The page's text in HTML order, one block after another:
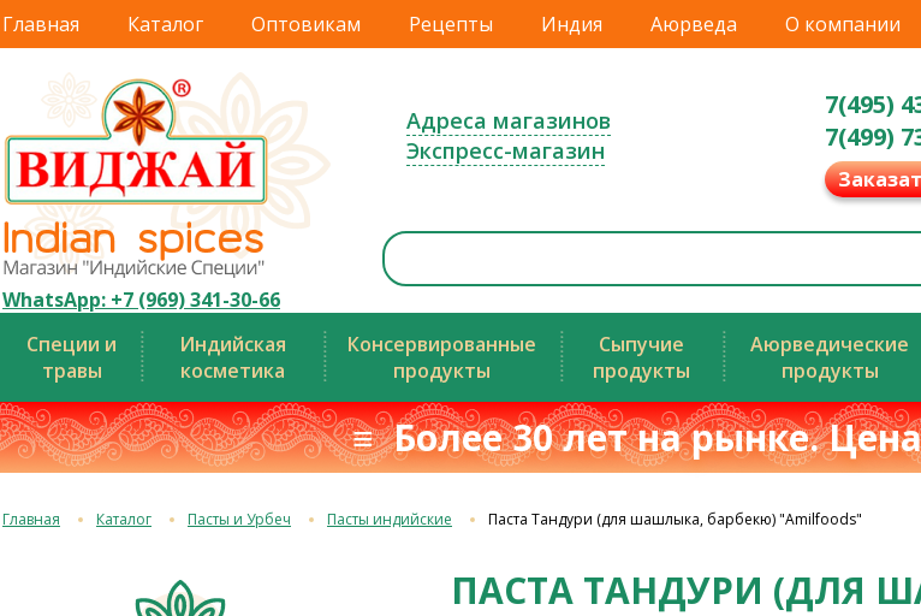
Главная Каталог Оптовикам Рецепты Индия Аюрведа О компании
WhatsApp: +7 (969) 341-30-66
Адреса магазинов
Экспресс-магазин
7(495)
7(499)
Специи и
травы
Индийская
косметика
Консервированные
продукты
Сыпучие
продукты
Аюрведические
продукты
≡ Более 30 лет на рынке.
Главная Каталог Пасты и Урбеч Пасты индийские Паста Тандури (для шашлыка, барбекю) "Amilfoods"
ПАСТА ТАНДУРИ (ДЛЯ